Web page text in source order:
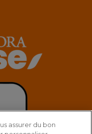
assurer du bon